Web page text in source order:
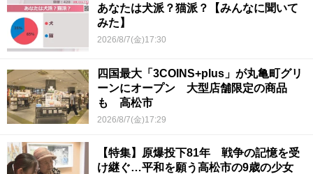
あなたは犬派？猫派？【みんなに聞いて
みた】
2026/8/7(金)17:30
四国最大「3COINS+plus」が丸亀町グリ
ーンにオープン 大型店舗限定の商品
も 高松市
2026/8/7(金)17:29
【特集】原爆投下81年 戦争の記憶を受
け継ぐ…平和を願う高松市の9歳の少女